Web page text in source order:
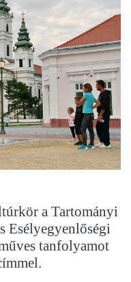
a Tartományi
Esélyegyenlőségi
tanfolyamot